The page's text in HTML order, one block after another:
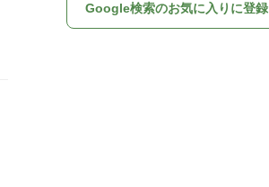
Google検索のお気に入りに登録